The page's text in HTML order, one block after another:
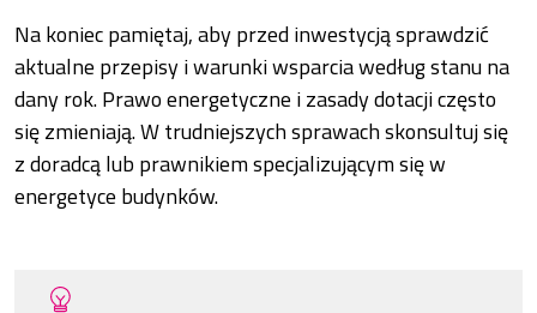
Na koniec pamiętaj, aby przed inwestycją sprawdzić
aktualne przepisy i warunki wsparcia według stanu na
dany rok. Prawo energetyczne i zasady dotacji często
się zmieniają. W trudniejszych sprawach skonsultuj się
z doradcą lub prawnikiem specjalizującym się w
energetyce budynków.